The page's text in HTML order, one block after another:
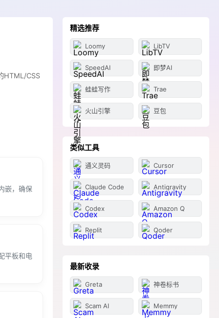
HTML/CSS
嵌，确保
平板和电
精选推荐
Loomy LibTV
SpeedAI 即梦AI
蛙蛙写作 Trae
火山引擎 豆包
类似工具
通义灵码 Cursor
Claude Code Antigravity
Codex Amazon Q
Replit Qoder
最新收录
Greta 神卷标书
Scam AI Memmy